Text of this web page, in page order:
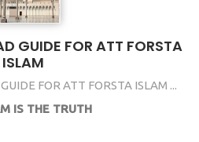
GUIDE FOR ATT FORSTA
ISLAM
FOR ATT FORSTA ISLAM ...
IS THE TRUTH